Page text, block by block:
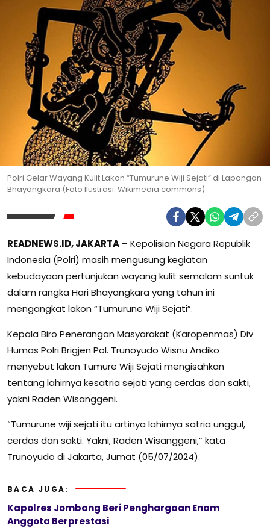
Polri Gelar Wayang Kulit Lakon “Tumurune Wiji Sejati” di Lapangan
Bhayangkara (Foto Ilustrasi: Wikimedia commons)
READNEWS.ID, JAKARTA – Kepolisian Negara Republik
Indonesia (Polri) masih mengusung kegiatan
kebudayaan pertunjukan wayang kulit semalam suntuk
dalam rangka Hari Bhayangkara yang tahun ini
mengangkat lakon “Tumurune Wiji Sejati”.
Kepala Biro Penerangan Masyarakat (Karopenmas) Div
Humas Polri Brigjen Pol. Trunoyudo Wisnu Andiko
menyebut lakon Tumure Wiji Sejati mengisahkan
tentang lahirnya kesatria sejati yang cerdas dan sakti,
yakni Raden Wisanggeni.
“Tumurune wiji sejati itu artinya lahirnya satria unggul,
cerdas dan sakti. Yakni, Raden Wisanggeni,” kata
Trunoyudo di Jakarta, Jumat (05/07/2024).
BACA JUGA:
Kapolres Jombang Beri Penghargaan Enam
Anggota Berprestasi